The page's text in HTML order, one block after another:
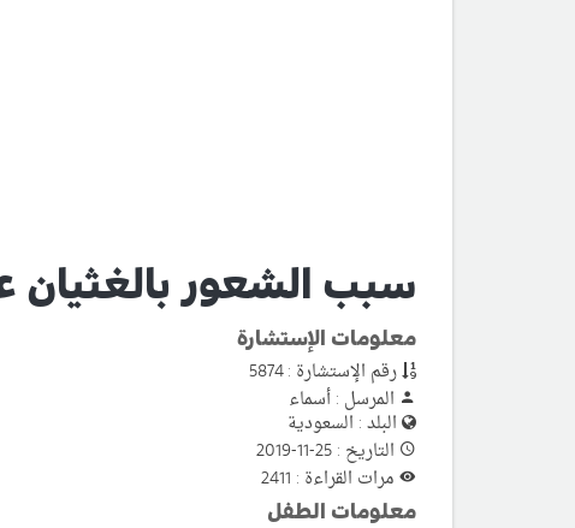
سبب الشعور بالغثيان
معلومات الإستشارة
رقم الإستشارة : 5874
المرسل : أسماء
البلد : السعودية
التاريخ : 25-11-2019
مرات القراءة : 2411
معلومات الطفل